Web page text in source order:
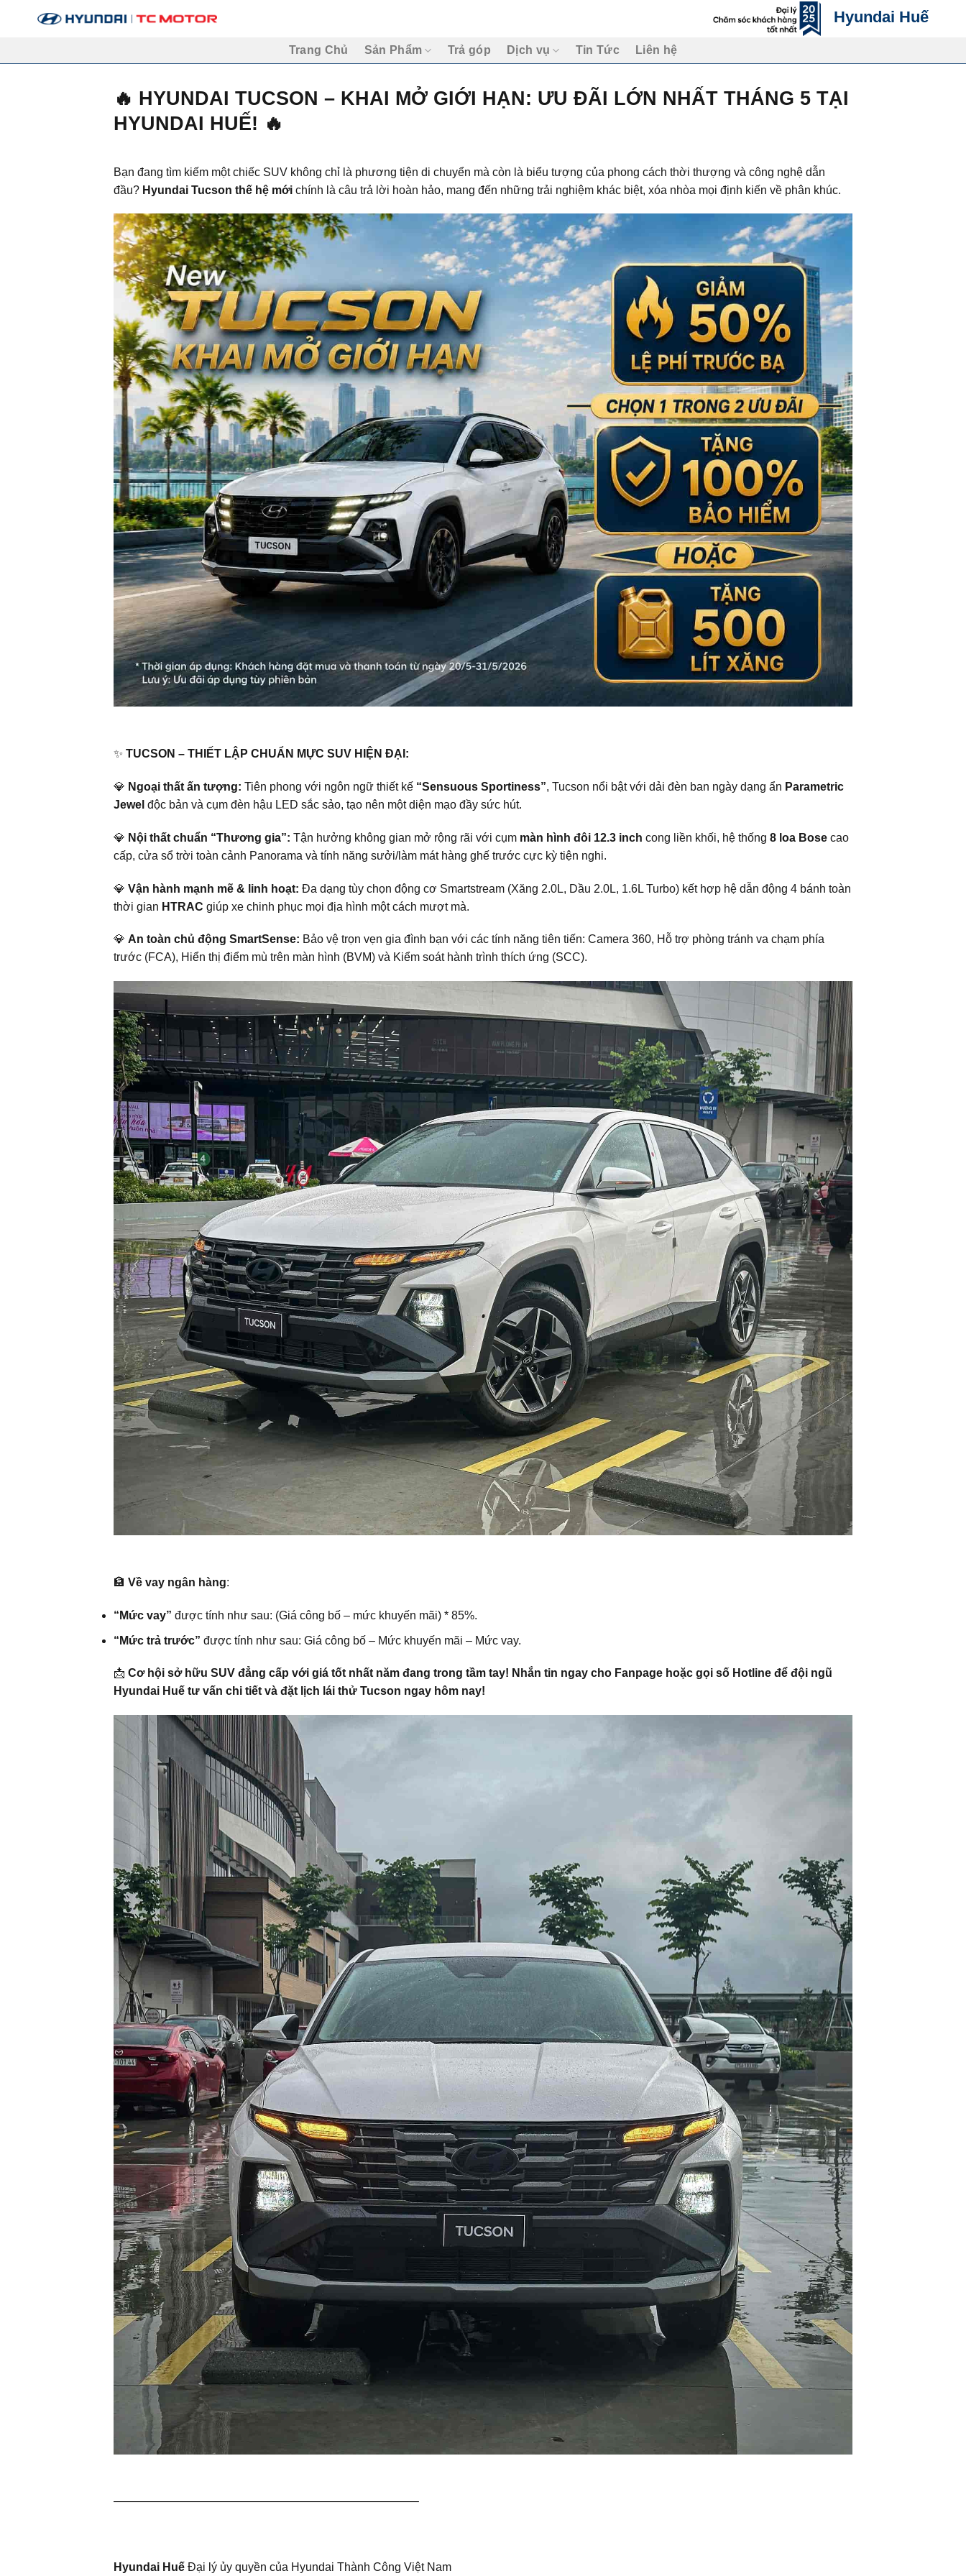
dung
Hyundai Huế
Trang Chủ Sản Phẩm Trả góp Dịch vụ Tin Tức Liên hệ
🔥 HYUNDAI TUCSON – KHAI MỞ GIỚI HẠN: ƯU ĐÃI LỚN NHẤT THÁNG 5 TẠI
HYUNDAI HUẾ! 🔥
Bạn đang tìm kiếm một chiếc SUV không chỉ là phương tiện di chuyển mà còn là biểu tượng của phong cách thời thượng và công nghệ dẫn
đầu? Hyundai Tucson thế hệ mớichính là câu trả lời hoàn hảo, mang đến những trải nghiệm khác biệt, xóa nhòa mọi định kiến về phân khúc.
✨ TUCSON – THIẾT LẬP CHUẨN MỰC SUV HIỆN ĐẠI:
💎 Ngoại thất ấn tượng: Tiên phong với ngôn ngữ thiết kế “Sensuous Sportiness”, Tucson nổi bật với dải đèn ban ngày dạng ẩn Parametric
Jewel độc bản và cụm đèn hậu LED sắc sảo, tạo nên một diện mạo đầy sức hút.
💎 Nội thất chuẩn “Thương gia”: Tận hưởng không gian mở rộng rãi với cụm màn hình đôi 12.3 inch cong liền khối, hệ thống 8 loa Bosecao
cấp, cửa sổ trời toàn cảnh Panorama và tính năng sưởi/làm mát hàng ghế trước cực kỳ tiện nghi.
💎 Vận hành mạnh mẽ & linh hoạt: Đa dạng tùy chọn động cơ Smartstream (Xăng 2.0L, Dầu 2.0L, 1.6L Turbo) kết hợp hệ dẫn động 4 bánh toàn
thời gian HTRAC giúp xe chinh phục mọi địa hình một cách mượt mà.
💎 An toàn chủ động SmartSense: Bảo vệ trọn vẹn gia đình bạn với các tính năng tiên tiến: Camera 360, Hỗ trợ phòng tránh va chạm phía
trước (FCA), Hiển thị điểm mù trên màn hình (BVM) và Kiểm soát hành trình thích ứng (SCC).
🏦 Về vay ngân hàng:
“Mức vay” được tính như sau: (Giá công bố – mức khuyến mãi) * 85%.
“Mức trả trước” được tính như sau: Giá công bố – Mức khuyến mãi – Mức vay.
📩 Cơ hội sở hữu SUV đẳng cấp với giá tốt nhất năm đang trong tầm tay! Nhắn tin ngay cho Fanpage hoặc gọi số Hotline để đội ngũ
Hyundai Huế tư vấn chi tiết và đặt lịch lái thử Tucson ngay hôm nay!
——————————————————————————–
Hyundai HuếĐại lý ủy quyền của Hyundai Thành Công Việt Nam